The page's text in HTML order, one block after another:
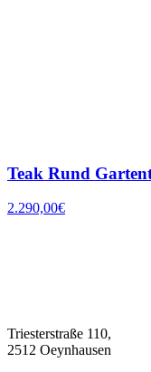
Teak Rund
2.290,00€
Triesterstraße 110,
2512 Oeynhausen